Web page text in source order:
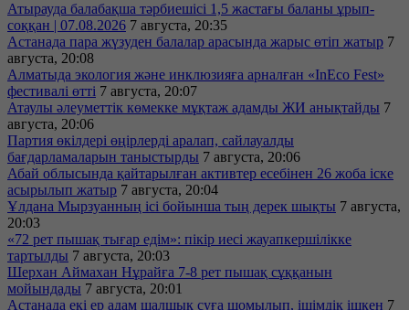
Атырауда балабақша тәрбиешісі 1,5 жастағы баланы ұрып-
соққан | 07.08.2026 7 августа, 20:35
Астанада пара жүзуден балалар арасында жарыс өтіп жатыр 7
августа, 20:08
Алматыда экология және инклюзияға арналған «InEco Fest»
фестивалі өтті 7 августа, 20:07
Атаулы әлеуметтік көмекке мұқтаж адамды ЖИ анықтайды 7
августа, 20:06
Партия өкілдері өңірлерді аралап, сайлауалды
бағдарламаларын таныстырды 7 августа, 20:06
Абай облысында қайтарылған активтер есебінен 26 жоба іске
асырылып жатыр 7 августа, 20:04
Ұлдана Мырзуанның ісі бойынша тың дерек шықты 7 августа,
20:03
«72 рет пышақ тығар едім»: пікір иесі жауапкершілікке
тартылды 7 августа, 20:03
Шерхан Аймахан Нұрайға 7-8 рет пышақ сұққанын
мойындады 7 августа, 20:01
Астанада екі ер адам шалшық суға шомылып, ішімдік ішкен 7